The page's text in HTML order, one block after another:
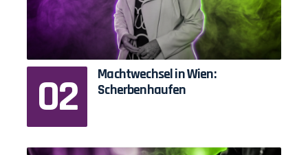
Machtwechsel in Wien:
Scherbenhaufen